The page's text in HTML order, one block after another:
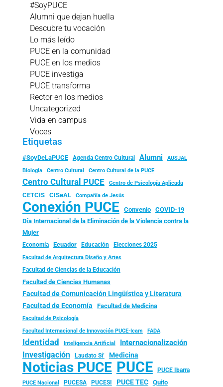
#SoyPUCE
Alumni que dejan huella
Descubre tu vocación
Lo más leído
PUCE en la comunidad
PUCE en los medios
PUCE investiga
PUCE transforma
Rector en los medios
Uncategorized
Vida en campus
Voces
Etiquetas
#SoyDeLaPUCE Agenda Centro Cultural Alumni
AUSJAL
Biología
Centro Cultural Centro Cultural de la PUCE
Centro Cultural PUCE Centro de Psicología Aplicada
CETCIS CISeAL Compañía de Jesús
Conexión PUCE Convenio
COVID-19
Día Internacional de la Eliminación de la Violencia contra la
Mujer
Economía Ecuador Educación Elecciones 2025
Facultad de Arquitectura Diseño y Artes
Facultad de Ciencias de la Educación
Facultad de Ciencias Humanas
Facultad de Comunicación Lingüística y Literatura
Facultad de Economía Facultad de Medicina
Facultad de Psicología
Facultad Internacional de Innovación PUCE-Icam FADA
Identidad Inteligencia Artificial Internacionalización
Investigación Laudato Si’ Medicina
Noticias PUCE PUCE PUCE Ibarra
PUCE Nacional PUCESA PUCESI PUCE TEC
Quito